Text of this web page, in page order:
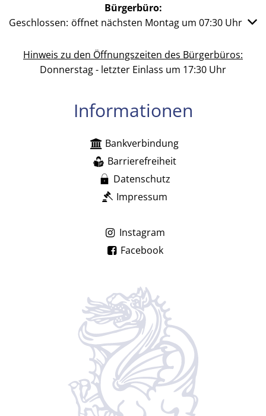
Bürgerbüro:
Klicken, um weitere Öffnungs- oder Schließzeiten
Geschlossen: öffnet nächsten Montag um 07:30 Uhr
Hinweis zu den Öffnungszeiten des Bürgerbüros:
Donnerstag - letzter Einlass um 17:30 Uhr
Informationen
Bankverbindung
Barrierefreiheit
Datenschutz
Impressum
Instagram
Facebook